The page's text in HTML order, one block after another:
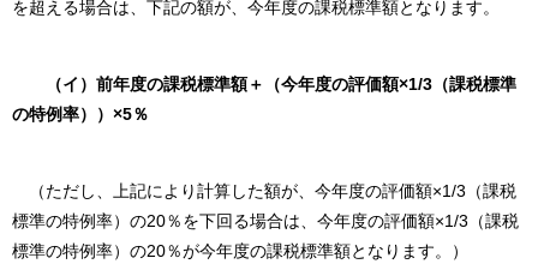
を超える場合は、下記の額が、今年度の課税標準額となります。
（イ）前年度の課税標準額＋（今年度の評価額×1/3（課税標準
の特例率））×5％
（ただし、上記により計算した額が、今年度の評価額×1/3（課税
標準の特例率）の20％を下回る場合は、今年度の評価額×1/3（課税
標準の特例率）の20％が今年度の課税標準額となります。）